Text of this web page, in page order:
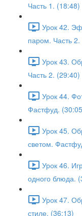
Часть 1. (18:48)
Урок 42.
паром. Часть
Урок 43.
Часть 2. (29:40)
Урок 44.
Фастфуд.
Урок 45.
светом.
Урок 46.
одного блюда.
Урок 47.
стиле. (36:13)